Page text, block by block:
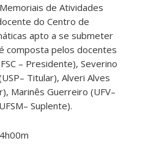
de Atividades
do Centro de
apto a se submeter
composta pelos docentes
– Presidente), Severino
Titular), Alveri Alves
Marinês Guerreiro (UFV–
Suplente).